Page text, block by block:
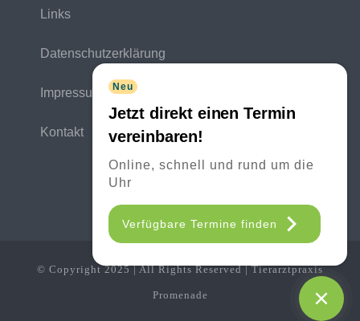
Neu
Jetzt direkt einen Termin
vereinbaren!
Online, schnell und rund um die
Uhr
Verfügbare Termine finden
Links
Datenschutzerklärung
Impressum
Kontakt
© Copyright 2025 | All Rights Reserved | Tierarztpraxis
Promenade